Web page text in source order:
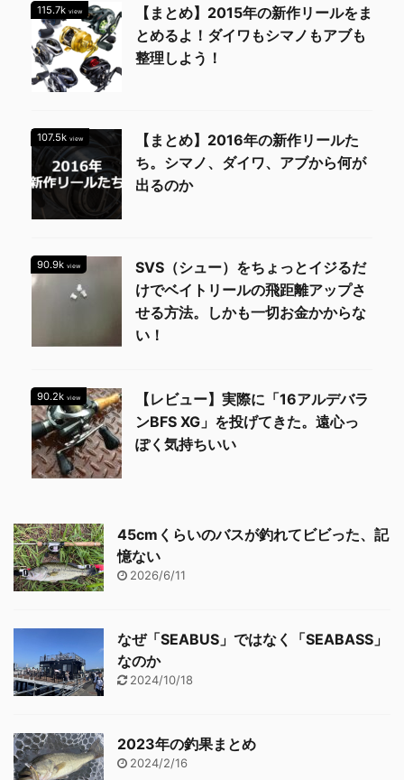
115.7k view
【まとめ】2015年の新作リールをま
とめるよ！ダイワもシマノもアブも
整理しよう！
107.5k view
【まとめ】2016年の新作リールた
ち。シマノ、ダイワ、アブから何が
出るのか
90.9k view
SVS（シュー）をちょっとイジるだ
けでベイトリールの飛距離アップさ
せる方法。しかも一切お金かからな
い！
90.2k view
【レビュー】実際に「16アルデバラ
ンBFS XG」を投げてきた。遠心っ
ぽく気持ちいい
45cmくらいのバスが釣れてビビった、記
憶ない
2026/6/11
なぜ「SEABUS」ではなく「SEABASS」
なのか
2024/10/18
2023年の釣果まとめ
2024/2/16